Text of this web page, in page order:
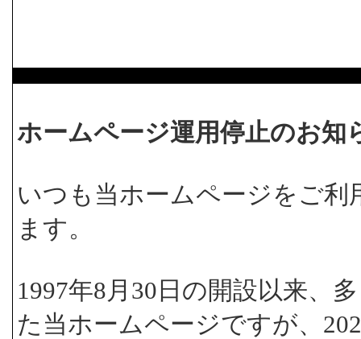
ホームページ運用停止のお知
いつも当ホームページをご
ます。
1997年8月30日の開設以来、
た当ホームページですが、